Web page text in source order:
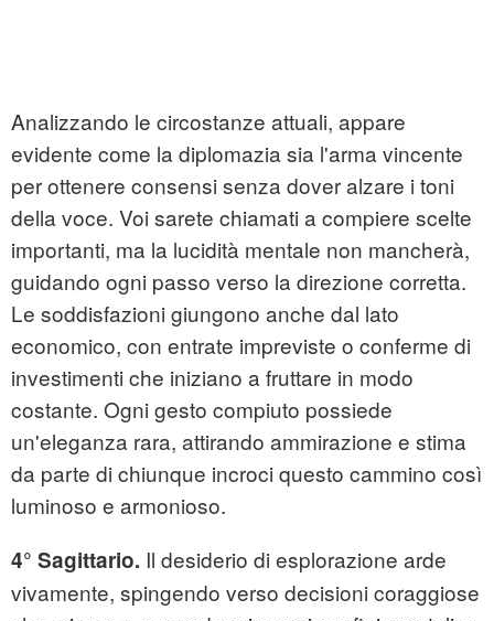
Analizzando le circostanze attuali, appare
evidente come la diplomazia sia l'arma vincente
per ottenere consensi senza dover alzare i toni
della voce. Voi sarete chiamati a compiere scelte
importanti, ma la lucidità mentale non mancherà,
guidando ogni passo verso la direzione corretta.
Le soddisfazioni giungono anche dal lato
economico, con entrate impreviste o conferme di
investimenti che iniziano a fruttare in modo
costante. Ogni gesto compiuto possiede
un'eleganza rara, attirando ammirazione e stima
da parte di chiunque incroci questo cammino così
luminoso e armonioso.
4° Sagittario. Il desiderio di esplorazione arde
vivamente, spingendo verso decisioni coraggiose